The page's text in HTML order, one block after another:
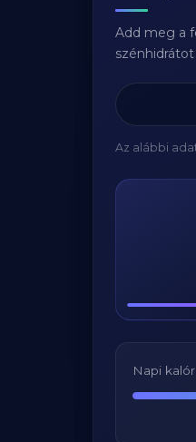
Add meg a
Az alábbi
Napi